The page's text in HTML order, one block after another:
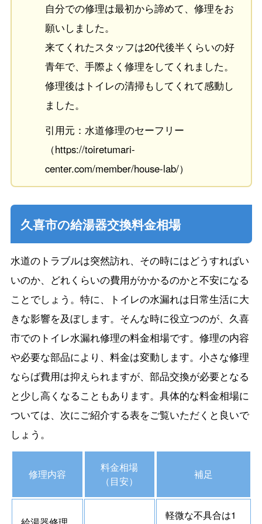
自分での修理は最初から諦めて、修理をお
願いしました。
来てくれたスタッフは20代後半くらいの好
青年で、手際よく修理をしてくれました。
修理後はトイレの清掃もしてくれて感動し
ました。
引用元：水道修理のセーフリー
（https://toiretumari-
center.com/member/house-lab/）
久喜市の給湯器交換料金相場
水道のトラブルは突然訪れ、その時にはどうすればい
いのか、どれくらいの費用がかかるのかと不安になる
ことでしょう。特に、トイレの水漏れは日常生活に大
きな影響を及ぼします。そんな時に役立つのが、久喜
市でのトイレ水漏れ修理の料金相場です。修理の内容
や必要な部品により、料金は変動します。小さな修理
ならば費用は抑えられますが、部品交換が必要となる
と少し高くなることもあります。具体的な料金相場に
ついては、次にご紹介する表をご覧いただくと良いで
しょう。
修理内容
料金相場
（目安）
補足
軽微な不具合は1